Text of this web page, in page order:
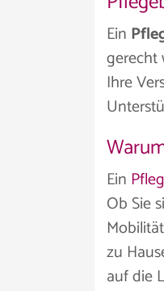
Ein
gerecht
Ihre
Ein
Ob Sie
zu
auf die